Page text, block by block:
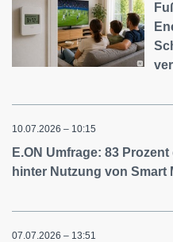
10.07.2026 – 10:15
E.ON Umfrage: 83
hinter Nutzung von Smart
07.07.2026 – 13:51